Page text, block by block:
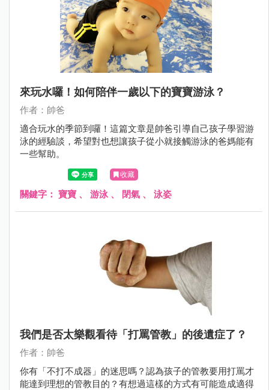
來玩水囉！如何陪伴一歲以下的寶寶游泳？
作者：帥爸
適合玩水的季節到囉！這篇文章是帥爸引導自己孩子學習游
泳的經驗談，希望對也想讓孩子從小就接觸游泳的爸媽能有
一些幫助。
收藏
關鍵字： 寶寶 、 游泳 、 閉氣 、 泳姿
我們是否太樂觀看待「打罵管教」的後遺症了？
作者：帥爸
你有「不打不成器」的迷思嗎？認為孩子的管教要用打罵才
能達到理想的管教目的？有想過這樣的方式有可能造成適得